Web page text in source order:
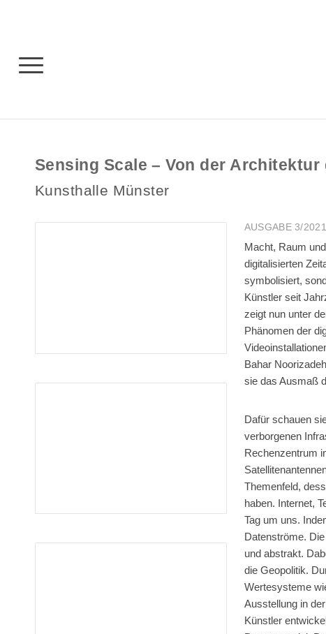
Sensing Scale – Von der Architektur
Kunsthalle Münster
AUSGABE 3/
Macht, Raum
digitalisierten
symbolisiert,
Künstler seit
zeigt nun unter
Phänomen der
Bahar
sie das Ausmaß
Dafür schauen
verborgenen
Rechenzentrum
Themenfeld,
haben. Internet,
Tag um uns.
Datenströme.
und abstrakt.
die Geopolitik.
Wertesysteme
Ausstellung in
Künstler